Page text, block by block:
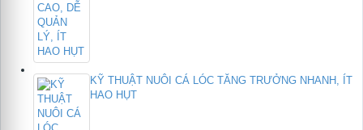
KỸ THUẬT NUÔI CÁ LÓC TĂNG TRƯỞNG NHANH, ÍT
HAO HỤT